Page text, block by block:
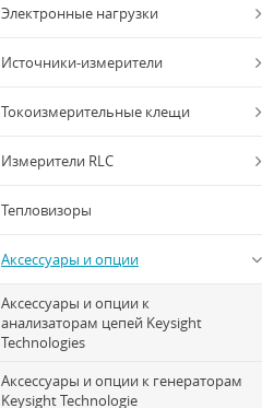
Электронные нагрузки
Источники-измерители
Токоизмерительные клещи
Измерители RLC
Тепловизоры
Аксессуары и опции
Аксессуары и опции к
анализаторам цепей Keysight
Technologies
Аксессуары и опции к генераторам
Keysight Technologie